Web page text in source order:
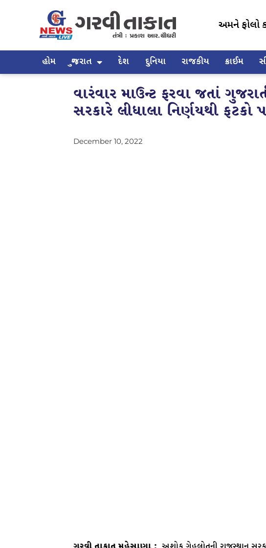
અમને ફોલો
હોમ ગુજરાત દેશ દુનિયા રાજકીય ક્રાઈમ
વારંવાર માઉન્ટ ફરવા જતાં
સરકારે લીધાલા નિર્ણયથી ફટકો
December 10, 2022